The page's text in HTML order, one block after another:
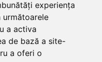
experiența
următoarele
a activa
de bază a site-
a oferi o